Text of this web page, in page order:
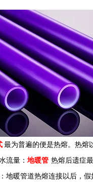
最为普遍的便是热熔。热熔
流量：地暖管 热熔后遗症最
地暖管道热熔连接以后，假